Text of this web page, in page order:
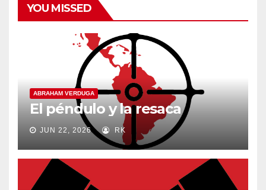
YOU MISSED
ABRAHAM VERDUGA
El péndulo y la resaca
JUN 22, 2026 RK